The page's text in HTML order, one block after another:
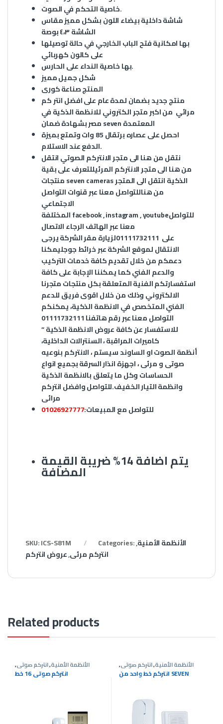
خاصية التحكم في الصوت.
شاشة داخلية بيضاء اللون بشكل مميز مقاس
الشاشة ٤،٣ بوصة
بها امكانية فتح الباب الخارجي في حالة توصيلها
على كالون كهربائي
بها خاصية النداء على الحارس.
شكل جميل مميز
المنتج صناعة كورى
منتج جديد بضمان لمدة عام على افضل انتر كم
مرائي من اكبر متجر الكتروني للانظمة الذكية في
مصر بشهادة ضمان seven المعتمدة
احصل على عصاره برتقال 85 وات وتمتع بميزة
الدفع عند الاستلام.
نتقل منهناالى متجر الانتركم الصوتي انتقل
منهناالى متجر الانتركم المرئيللتعرف على بقية
منتجات seven cameras الذكية انتقل الى المتجر
منهناللتواصل معنا عبر قنوات التواصل
الاجتماعي
facebook,instagram,youtubeللتواصل
معنا عبر الهاتف الرجاء الاتصال
على 01111732111لزيارة مقر الشركة يرجى
الانتقال لموقع الشركة عبرخرائط جوجليمكنا
دعمكم من خلال تقديم كافة خدمات التركيب
والدعم الفني كما يمكننا الإجابة على كافة
استفسارتكم الفنية المتعلقة بكل منتجات متجرنا
الالكتروني وذلك من خلال اقوى فريق للدعم
الفني المتخصص في الانظمة الذكية، يمكنكم
التواصل معنا عبر رقم هاتفنا 01111732111
للاستفسار عن كافة عروض الانظمة الذكية ”
كاميرات المراقبة ، السنترالات الداخلية،
أنظمة الصوت او الساوند سيستم ، الانتركم بنوعيه
صوتى و مرئى ، اجهزة انذار السرقة بجميع انواع
الحساسات وكل ما يتعلق بالانظمة الذكية
وانظمة التيار الخفيف.للتواصل وافضل انتركم
للتواصل مع المبيعات:
01026927777
يتم اضافة 14% ضريبة القيمة
المضافة
SKU:ICS-S81M Categories:الأنظمة الأمنية,
انتركم مرئى,عروض انتركم
Related products
الأنظمة الأمنية,انتركم صوتى,
عروض انتركمانتركم صوتى 16 خط
الأنظمة الأمنية,انتركم صوتى,
عروض انتركم انتركم خط واحد من SEVEN